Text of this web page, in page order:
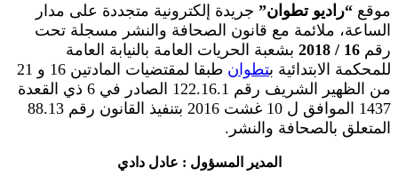
موقع “راديو تطوان” جريدة إلكترونية متجددة على مدار
الساعة، ملائمة مع قانون الصحافة والنشر مسجلة تحت
رقم 16 / 2018
بشعبة الحريات العامة بالنيابة العامة
للمحكمة الابتدائية بتطوان
طبقا لمقتضيات المادتين 16 و 21
من الظهير الشريف رقم 122.16.1 الصادر في 6 ذي القعدة
1437 الموافق ل 10 غشت 2016 بتنفيذ القانون رقم 88.13
المتعلق بالصحافة والنشر.
المدير المسؤول : عادل دادي